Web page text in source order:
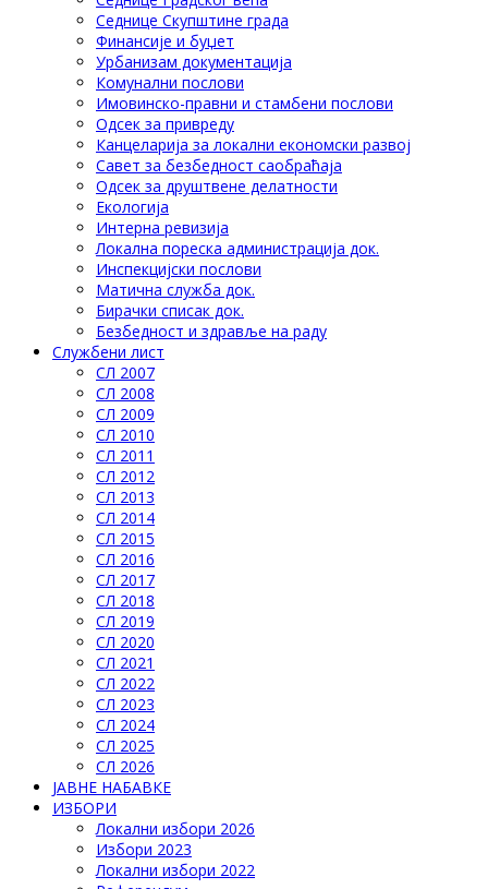
Седнице Скупштине града
Финансије и буџет
Урбанизам документација
Комунални послови
Имовинско-правни и стамбени послови
Одсек за привреду
Канцеларија за локални економски развој
Савет за безбедност саобраћаја
Одсек за друштвене делатности
Eкологија
Интерна ревизија
Локална пореска администрација док.
Инспекцијски послови
Матична служба док.
Бирачки списак док.
Безбедност и здравље на раду
Службени лист
СЛ 2007
СЛ 2008
СЛ 2009
СЛ 2010
СЛ 2011
СЛ 2012
СЛ 2013
СЛ 2014
СЛ 2015
СЛ 2016
СЛ 2017
СЛ 2018
СЛ 2019
СЛ 2020
СЛ 2021
СЛ 2022
СЛ 2023
СЛ 2024
СЛ 2025
СЛ 2026
ЈАВНЕ НАБАВКЕ
ИЗБОРИ
Локални избори 2026
Избори 2023
Локални избори 2022